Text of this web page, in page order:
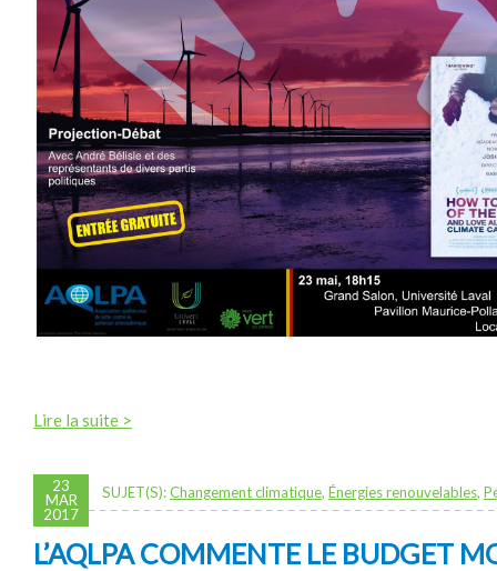
Lire la suite >
23
MAR
2017
SUJET(S):Changement climatique, Énergies renouvelables,
L’AQLPA COMMENTE LE BUDGET